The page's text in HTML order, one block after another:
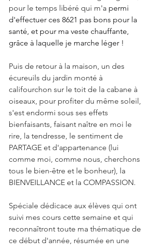
pour le temps libéré qui m'a permi
d'effectuer ces 8621 pas bons pour la
santé, et pour ma veste chauffante,
grâce à laquelle je marche léger !
Puis de retour à la maison, un des
écureuils du jardin monté à
califourchon sur le toit de la cabane à
oiseaux, pour profiter du même soleil,
s'est endormi sous ses effets
bienfaisants, faisant naître en moi le
rire, la tendresse, le sentiment de
PARTAGE et d'appartenance (lui
comme moi, comme nous, cherchons
tous le bien-être et le bonheur), la
BIENVEILLANCE et la COMPASSION.
Spéciale dédicace aux élèves qui ont
suivi mes cours cette semaine et qui
reconnaîtront toute ma thématique de
ce début d'année, résumée en une